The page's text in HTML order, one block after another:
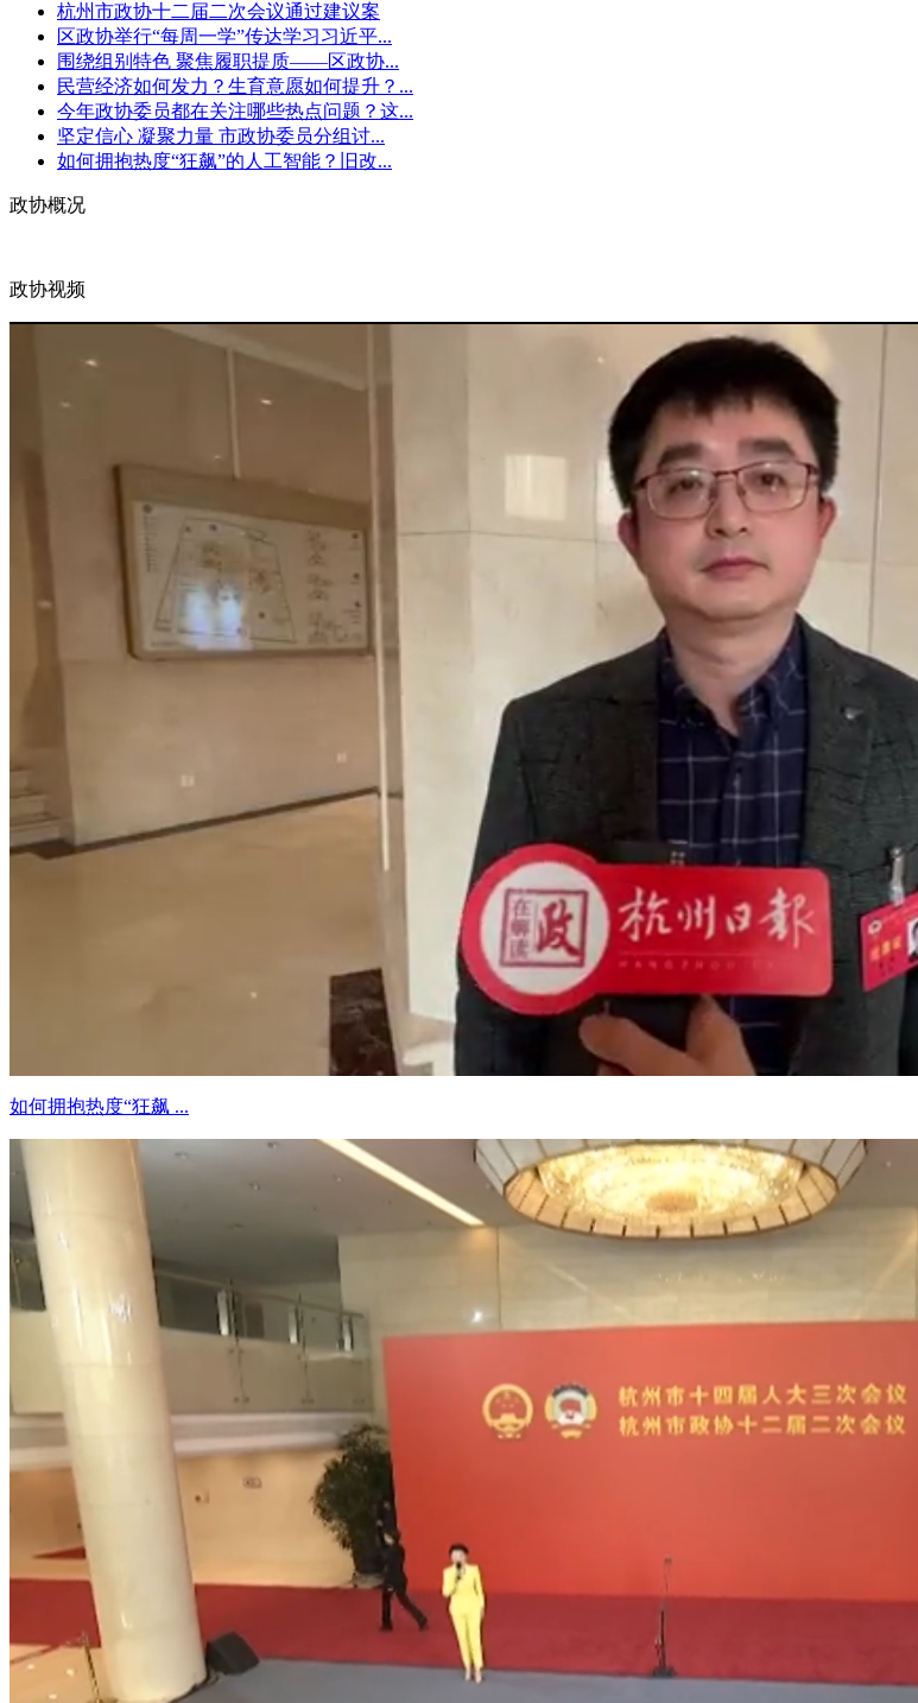
杭州市政协十二届二次会议通过建议案
区政协举行“每周一学”传达学习习近平...
围绕组别特色 聚焦履职提质——区政协...
民营经济如何发力？生育意愿如何提升？...
今年政协委员都在关注哪些热点问题？这...
坚定信心 凝聚力量 市政协委员分组讨...
如何拥抱热度“狂飙”的人工智能？旧改...
政协概况
政协视频
如何拥抱热度“狂飙 ...